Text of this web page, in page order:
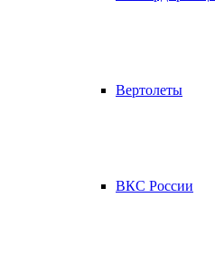
Вертолеты
ВКС России